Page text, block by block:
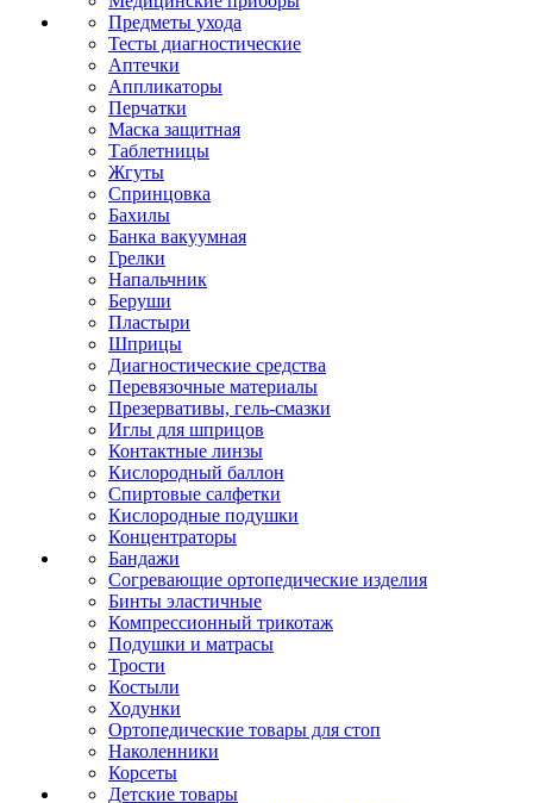
Предметы ухода
Тесты диагностические
Аптечки
Аппликаторы
Перчатки
Маска защитная
Таблетницы
Жгуты
Спринцовка
Бахилы
Банка вакуумная
Грелки
Напальчник
Беруши
Пластыри
Шприцы
Диагностические средства
Перевязочные материалы
Презервативы, гель-смазки
Иглы для шприцов
Контактные линзы
Кислородный баллон
Спиртовые салфетки
Кислородные подушки
Концентраторы
Бандажи
Согревающие ортопедические изделия
Бинты эластичные
Компрессионный трикотаж
Подушки и матрасы
Трости
Костыли
Ходунки
Ортопедические товары для стоп
Наколенники
Корсеты
Детские товары